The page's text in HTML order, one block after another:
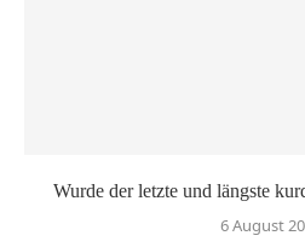
Wurde der letzte und längste
6 August